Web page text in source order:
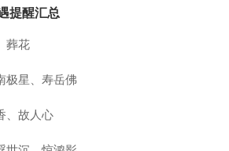
提醒汇总
葬花
极星、寿岳佛
、故人心